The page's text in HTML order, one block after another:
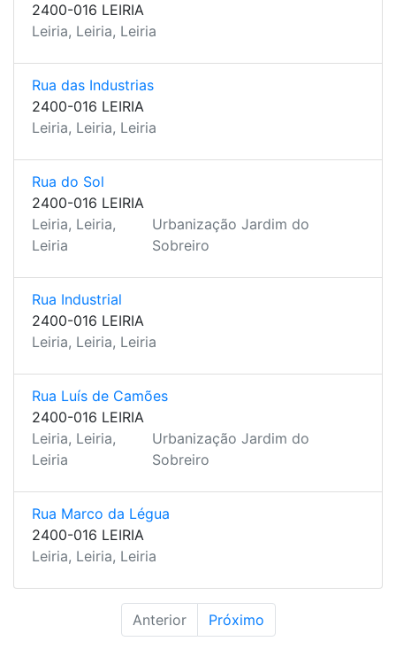
2400-016 LEIRIA
Leiria, Leiria, Leiria
Rua das Industrias
2400-016 LEIRIA
Leiria, Leiria, Leiria
Rua do Sol
2400-016 LEIRIA
Leiria, Leiria,
Leiria
Urbanização Jardim do
Sobreiro
Rua Industrial
2400-016 LEIRIA
Leiria, Leiria, Leiria
Rua Luís de Camões
2400-016 LEIRIA
Leiria, Leiria,
Leiria
Urbanização Jardim do
Sobreiro
Rua Marco da Légua
2400-016 LEIRIA
Leiria, Leiria, Leiria
Anterior Próximo